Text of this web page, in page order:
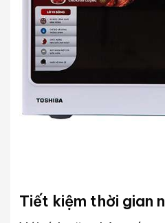
Tiết kiệm thời gian